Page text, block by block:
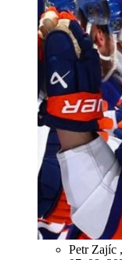
Petr Zajíc ,